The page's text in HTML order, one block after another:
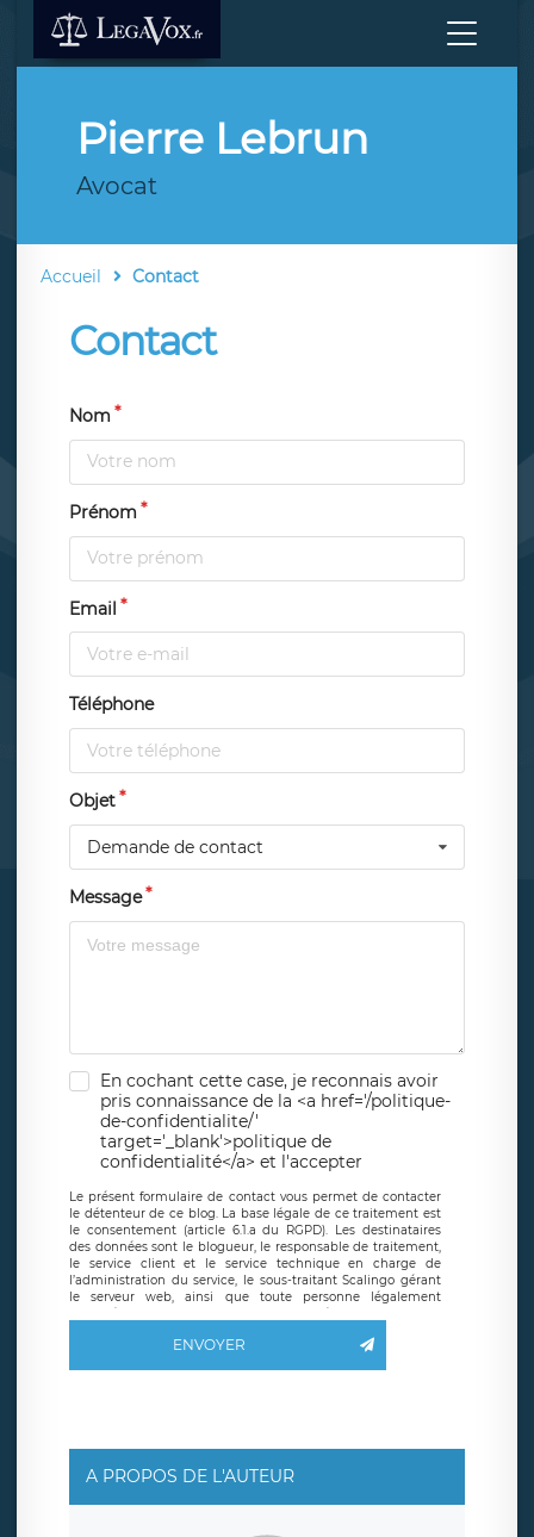
Pierre Lebrun
Avocat
Accueil Contact
Contact
Nom
Prénom
Email
Téléphone
Objet
Demande de contact
Message
En cochant cette case, je reconnais avoir
pris connaissance de la <a href='/politique-
de-confidentialite/'
target='_blank'>politique de
confidentialité</a> et l'accepter
Le présent formulaire de contact vous permet de contacter
le détenteur de ce blog. La base légale de ce traitement est
le consentement (article 6.1.a du RGPD). Les destinataires
des données sont le blogueur, le responsable de traitement,
le service client et le service technique en charge de
l’administration du service, le sous-traitant Scalingo gérant
le serveur web, ainsi que toute personne légalement
autorisée. Le formulaire de contact à destination du
basé en France et offrant des
clauses de protection
limitation du traitement relatif à vos données à caractère
données. Vous pouvez exercer ces droits auprès du délégué
ENVOYER
A PROPOS DE L'AUTEUR